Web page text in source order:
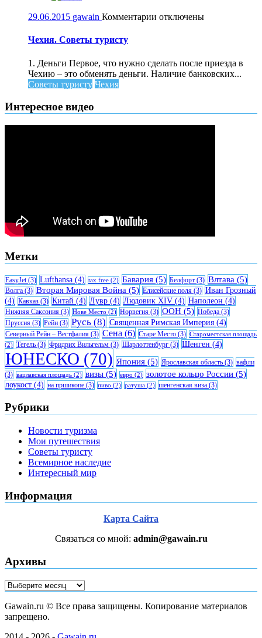
29.06.2015 gawain Комментарии котключены
Чехия. Советы туристу
1. Деньги Первое, что нужно сделать после приезда в
Чехию – это обменять деньги. Наличие банковских...
Советы туристу Чехия
Интересное видео
Метки
EasyJet(3) Lufthansa (4) tax free (2) Бавария (5) Белфорт (3) Влтава (5)
Волга (3) Вторая Мировая Война (5) Елисейские поля (3) Иван Грозный
(4) Кавказ (3) Китай (4) Лувр (4) Людовик XIV (4) Наполеон (4)
Нижняя Саксония (3) Нове Место (2) Норвегия (3) ООН (5) Победа (3)
Пруссия (3) Рейн (3) Русь (8) Священная Римская Империя (4)
Северный Рейн – Вестфалия (3) Сена (6) Старе Место (3) Староместская площадь
(2) Тегель (3) Фридрих Вильгельм (3) Шарлоттенбург (3) Шенген (4)
ЮНЕСКО (70) Япония (5) Ярославская область (3) вафли
(3) вацлавская площадь (2) визы (5) евро (2) золотое кольцо России (5)
лоукост (4) на пршикопе (3) пиво (2) ратуша (2) шенгенская виза (3)
Рубрики
Новости туризма
Мои путешествия
Советы туристу
Всемирное наследие
Интересный мир
Информация
Карта Сайта
Связаться со мной: admin@gawain.ru
Архивы
Архивы
Gawain.ru © Все права защищены. Копирование материалов
запрещено.